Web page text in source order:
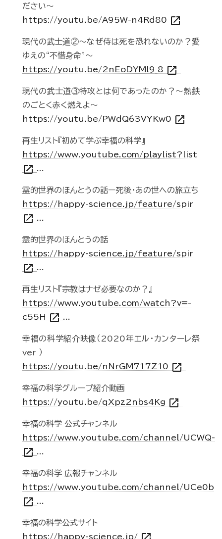
ださい～
https://youtu.be/A95W-n4Rd80 open_in_new
現代の武士道②～なぜ侍は死を恐れないのか？愛
ゆえの“不惜身命”～
https://youtu.be/2nEoDYMl9_8 open_in_new
現代の武士道③特攻とは何であったのか？～熱鉄
のごとく赤く燃えよ～
https://youtu.be/PWdQ63VYKw0 open_in_new
再生リスト『初めて学ぶ幸福の科学』
https://www.youtube.com/playlist?list
open_in_new ...
霊的世界のほんとうの話ー死後・あの世への旅立ち
https://happy-science.jp/feature/spir
open_in_new ...
霊的世界のほんとうの話
https://happy-science.jp/feature/spir
open_in_new ...
再生リスト『宗教はナゼ必要なのか？』
https://www.youtube.com/watch?v=-
c55H open_in_new ...
幸福の科学紹介映像（2020年エル・カンターレ祭
ver ）
https://youtu.be/nNrGM717Z10 open_in_new
幸福の科学グループ紹介動画
https://youtu.be/qXpz2nbs4Kg open_in_new
幸福の科学 公式チャンネル
https://www.youtube.com/channel/UCWQ-
open_in_new ...
幸福の科学 広報チャンネル
https://www.youtube.com/channel/UCe0b
open_in_new ...
幸福の科学公式サイト
https://happy-science.jp/